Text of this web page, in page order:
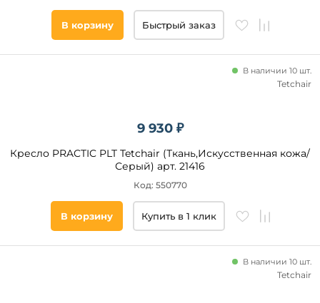
В корзину Быстрый заказ
9 930 ₽
Кресло PRACTIC PLT Tetchair (Ткань,Искусственная кожа/
Серый) арт. 21416
В наличии 10 шт.
Код: 550770
Tetchair
В корзину Купить в 1 клик
В наличии 10 шт.
Tetchair